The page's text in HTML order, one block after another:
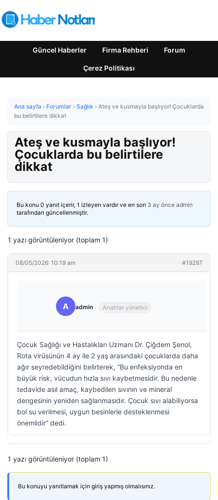
Güncel Haberler Firma Rehberi Forum
Çerez Politikası
Ana sayfa › Forumlar › Sağlık › Ateş ve kusmayla başlıyor! Çocuklarda
bu belirtilere dikkat
Ateş ve kusmayla başlıyor!
Çocuklarda bu belirtilere
dikkat
Bu konu 0 yanıt içerir, 1 izleyen vardır ve en son 3 ay önce admin
tarafından güncellenmiştir.
1 yazı görüntüleniyor (toplam 1)
08/05/2026: 10:19 am #19297
A admin Anahtar yönetici
Çocuk Sağlığı ve Hastalıkları Uzmanı Dr. Çiğdem Şenol,
Rota virüsünün 4 ay ile 2 yaş arasındaki çocuklarda daha
ağır seyredebildiğini belirterek, “Bu enfeksiyonda en
büyük risk, vücudun hızla sıvı kaybetmesidir. Bu nedenle
tedavide asıl amaç, kaybedilen sıvının ve mineral
dengesinin yeniden sağlanmasıdır. Çocuk sıvı alabiliyorsa
bol su verilmesi, uygun besinlerle desteklenmesi
önemlidir” dedi.
1 yazı görüntüleniyor (toplam 1)
Bu konuyu yanıtlamak için giriş yapmış olmalısınız.